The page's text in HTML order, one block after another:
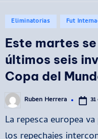
Publicado
Eliminatorias Fut
Este martes
últimos seis
Copa del
Publicado
por
Ruben Herrera
La repesca europea